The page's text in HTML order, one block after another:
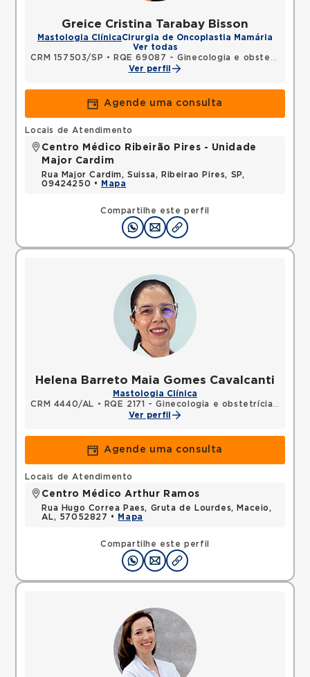
Greice Cristina Tarabay Bisson
Mastologia ClínicaCirurgia de Oncoplastia Mamária
Ver todas
CRM 157503/SP • RQE 69087 - Ginecologia e obstetrícia
Ver perfil
Agende uma consulta
Compartilhe este perfil
Locais de Atendimento
Centro Médico Ribeirão Pires - Unidade
Major Cardim
Rua Major Cardim, Suissa, Ribeirao Pires, SP,
09424250 •
Mapa
Helena Barreto Maia Gomes Cavalcanti
Mastologia Clínica
CRM 4440/AL • RQE 2171 - Ginecologia e obstetrícia
Ver perfil
Agende uma consulta
Compartilhe este perfil
Locais de Atendimento
Centro Médico Arthur Ramos
Rua Hugo Correa Paes, Gruta de Lourdes, Maceio,
AL, 57052827 •
Mapa